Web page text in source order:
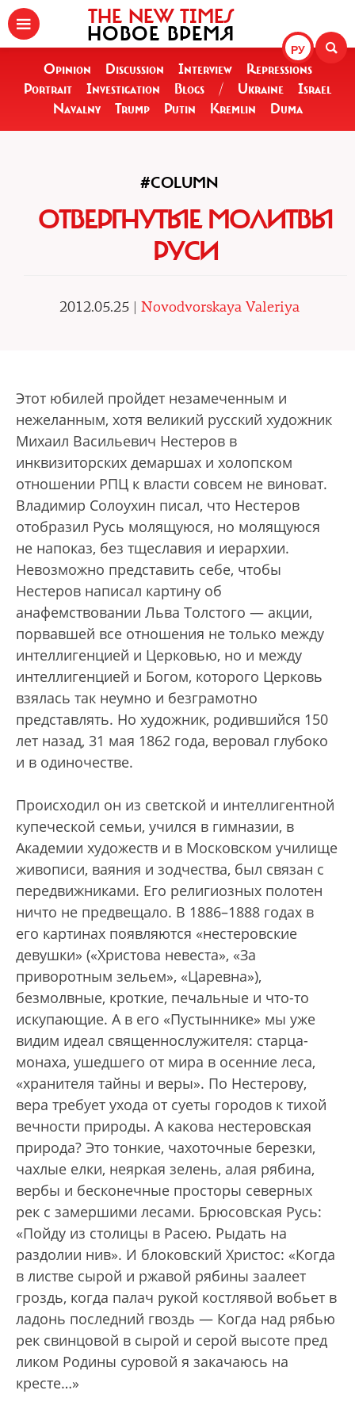
РУ
THE NEW TIMES
НОВОЕ ВРЕМЯ
Opinion Discussion Interview
Repressions
Portrait
Investigation Blogs / Ukraine
Israel
Navalny
Trump Putin Kremlin Duma
#COLUMN
ОТВЕРГНУТЫЕ МОЛИТВЫ
РУСИ
2012.05.25 | Novodvorskaya Valeriya
Этот юбилей пройдет незамеченным и
нежеланным, хотя великий русский художник
Михаил Васильевич Нестеров в
инквизиторских демаршах и холопском
отношении РПЦ к власти совсем не виноват.
Владимир Солоухин писал, что Нестеров
отобразил Русь молящуюся, но молящуюся
не напоказ, без тщеславия и иерархии.
Невозможно представить себе, чтобы
Нестеров написал картину об
анафемствовании Льва Толстого — акции,
порвавшей все отношения не только между
интеллигенцией и Церковью, но и между
интеллигенцией и Богом, которого Церковь
взялась так неумно и безграмотно
представлять. Но художник, родившийся 150
лет назад, 31 мая 1862 года, веровал глубоко
и в одиночестве.
Происходил он из светской и интеллигентной
купеческой семьи, учился в гимназии, в
Академии художеств и в Московском училище
живописи, ваяния и зодчества, был связан с
передвижниками. Его религиозных полотен
ничто не предвещало. В 1886–1888 годах в
его картинах появляются «нестеровские
девушки» («Христова невеста», «За
приворотным зельем», «Царевна»),
безмолвные, кроткие, печальные и что-то
искупающие. А в его «Пустыннике» мы уже
видим идеал священнослужителя: старца-
монаха, ушедшего от мира в осенние леса,
«хранителя тайны и веры». По Нестерову,
вера требует ухода от суеты городов к тихой
вечности природы. А какова нестеровская
природа? Это тонкие, чахоточные березки,
чахлые елки, неяркая зелень, алая рябина,
вербы и бесконечные просторы северных
рек с замершими лесами. Брюсовская Русь:
«Пойду из столицы в Расею. Рыдать на
раздолии нив». И блоковский Христос: «Когда
в листве сырой и ржавой рябины заалеет
гроздь, когда палач рукой костлявой вобьет в
ладонь последний гвоздь — Когда над рябью
рек свинцовой в сырой и серой высоте пред
ликом Родины суровой я закачаюсь на
кресте…»